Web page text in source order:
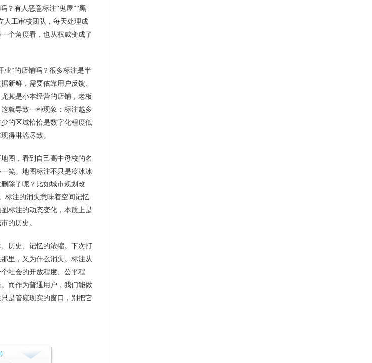
？有人恶意标注“鬼屋”“黑
人工审核团队，每天处理成
个角度看，也从权威变成了
业”的店铺吗？很多标注是半
新鲜，需要依靠用户反馈、
其是小本经营的店铺，老板
就导致一种现象：标注越多
的区域恰恰是数字化程度低
得淋漓尽致。
图，看到自己高中母校的名
笑。地图标注不只是冷冰冰
除了呢？比如城市规划改
标注的消失意味着空间记忆
标注的动态变化，本质上是
的历史。
历史、记忆的浓缩。下次打
里，又为什么消失。标注从
社会的开放程度、公平程
而作为普通用户，我们能做
是管窥现实的窗口，别把它